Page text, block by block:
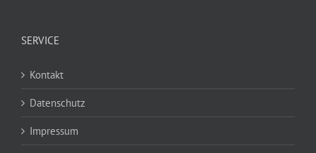
SERVICE
Kontakt
Datenschutz
Impressum